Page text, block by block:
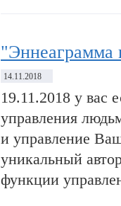
"Эннеаграмма
14.11.2018
19.11.2018 у вас
управления
и управление
уникальный
функции